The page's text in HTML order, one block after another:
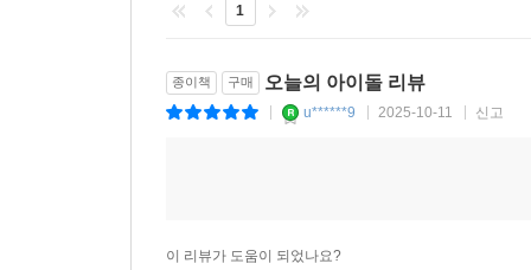
≪오늘의 아이돌≫의 저자 김혜정 작가는 이 작
계속할 수 있었느냐는 물음에 작가는 간결하게 답
도달하는 방법은 없지만, 실패든 성공이든 하
1
종이책 구매 오늘의 아이돌 리뷰
u******9 2025-10-11 신고
이 리뷰가 도움이 되었나요?